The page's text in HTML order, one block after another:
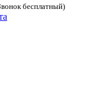
бесплатный)